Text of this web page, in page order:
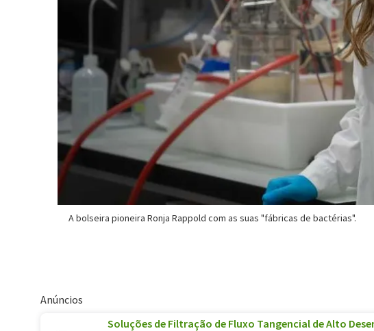
A bolseira pioneira Ronja Rappold com as suas "fábricas de bactérias".
Anúncios
Soluções de Filtração de Fluxo Tangencial de Alto